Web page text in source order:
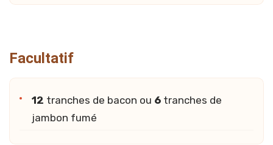
Facultatif
12 tranches de bacon ou 6 tranches de
jambon fumé